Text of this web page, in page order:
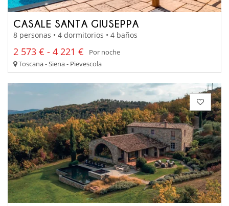
CASALE SANTA GIUSEPPA
8 personas • 4 dormitorios • 4 baños
2 573 € - 4 221 €
Por noche
Toscana - Siena - Pievescola